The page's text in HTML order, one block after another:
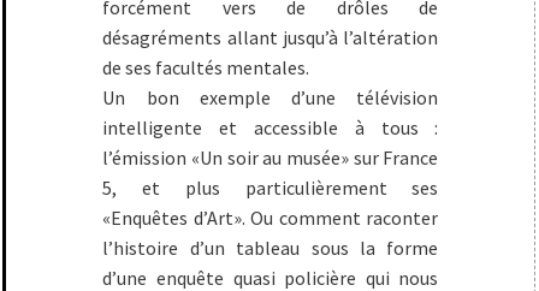
forcément vers de drôles de
désagréments allant jusqu’à l’altération
de ses facultés mentales.
Un bon exemple d’une télévision
intelligente et accessible à tous :
l’émission «Un soir au musée» sur France
5, et plus particulièrement ses
«Enquêtes d’Art». Ou comment raconter
l’histoire d’un tableau sous la forme
d’une enquête quasi policière qui nous